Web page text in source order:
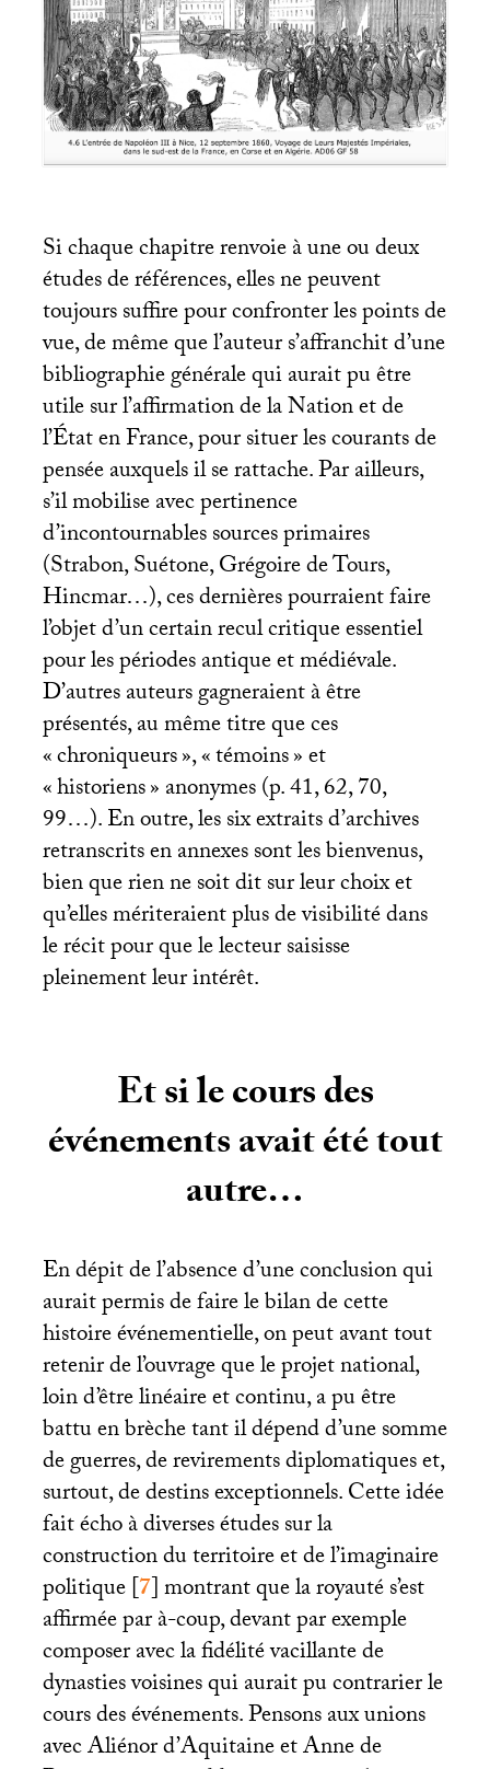
Si chaque chapitre renvoie à une ou deux
études de références, elles ne peuvent
toujours suffire pour confronter les points de
vue, de même que l’auteur s’affranchit d’une
bibliographie générale qui aurait pu être
utile sur l’affirmation de la Nation et de
l’État en France, pour situer les courants de
pensée auxquels il se rattache. Par ailleurs,
s’il mobilise avec pertinence
d’incontournables sources primaires
(Strabon, Suétone, Grégoire de Tours,
Hincmar…), ces dernières pourraient faire
l’objet d’un certain recul critique essentiel
pour les périodes antique et médiévale.
D’autres auteurs gagneraient à être
présentés, au même titre que ces
«chroniqueurs», «témoins» et
«historiens» anonymes (p. 41, 62, 70,
99…). En outre, les six extraits d’archives
retranscrits en annexes sont les bienvenus,
bien que rien ne soit dit sur leur choix et
qu’elles mériteraient plus de visibilité dans
le récit pour que le lecteur saisisse
pleinement leur intérêt.
Et si le cours des
événements avait été tout
autre…
En dépit de l’absence d’une conclusion qui
aurait permis de faire le bilan de cette
histoire événementielle, on peut avant tout
retenir de l’ouvrage que le projet national,
loin d’être linéaire et continu, a pu être
battu en brèche tant il dépend d’une somme
de guerres, de revirements diplomatiques et,
surtout, de destins exceptionnels. Cette idée
fait écho à diverses études sur la
construction du territoire et de l’imaginaire
politique[7]montrant que la royauté s’est
affirmée par à-coup, devant par exemple
composer avec la fidélité vacillante de
dynasties voisines qui aurait pu contrarier le
cours des événements. Pensons aux unions
avec Aliénor d’Aquitaine et Anne de